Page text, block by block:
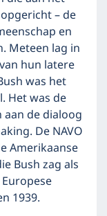
– de
en
Meteen lag in
hun latere
was het
Het was de
de dialoog
De NAVO
Amerikaanse
Bush zag als
1939.